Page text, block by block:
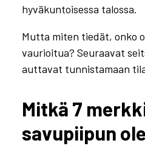
hyväkuntoisessa talossa.
Mutta miten tiedät, onko
vaurioitua? Seuraavat
auttavat tunnistamaan
Mitkä 7
savupiipun